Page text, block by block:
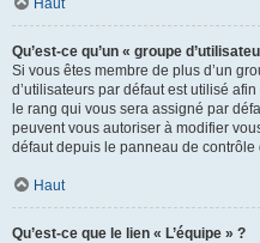
Haut
Qu’est-ce qu’un « groupe
Si vous êtes membre de plus d’un
d’utilisateurs par défaut est utilisé
le rang qui vous sera assigné par
peuvent vous autoriser à modifier
défaut depuis le panneau de contrôle
Haut
Qu’est-ce que le lien « L’équipe » ?